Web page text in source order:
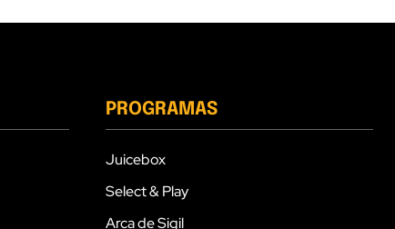
PROGRAMAS
Juicebox
Select & Play
Arca de Sigil